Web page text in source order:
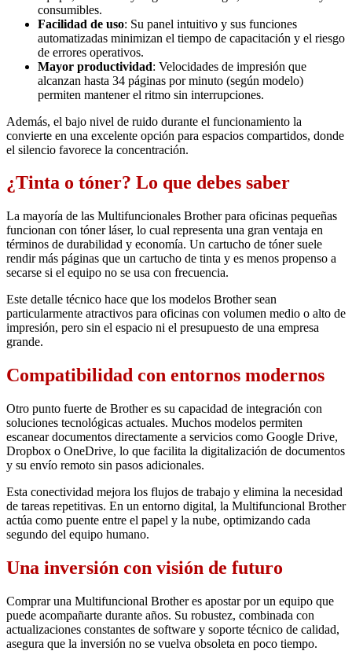
consumibles.
Facilidad de uso: Su panel intuitivo y sus funciones
automatizadas minimizan el tiempo de capacitación y el riesgo
de errores operativos.
Mayor productividad: Velocidades de impresión que
alcanzan hasta 34 páginas por minuto (según modelo)
permiten mantener el ritmo sin interrupciones.
Además, el bajo nivel de ruido durante el funcionamiento la
convierte en una excelente opción para espacios compartidos, donde
el silencio favorece la concentración.
¿Tinta o tóner? Lo que debes saber
La mayoría de las Multifuncionales Brother para oficinas pequeñas
funcionan con tóner láser, lo cual representa una gran ventaja en
términos de durabilidad y economía. Un cartucho de tóner suele
rendir más páginas que un cartucho de tinta y es menos propenso a
secarse si el equipo no se usa con frecuencia.
Este detalle técnico hace que los modelos Brother sean
particularmente atractivos para oficinas con volumen medio o alto de
impresión, pero sin el espacio ni el presupuesto de una empresa
grande.
Compatibilidad con entornos modernos
Otro punto fuerte de Brother es su capacidad de integración con
soluciones tecnológicas actuales. Muchos modelos permiten
escanear documentos directamente a servicios como Google Drive,
Dropbox o OneDrive, lo que facilita la digitalización de documentos
y su envío remoto sin pasos adicionales.
Esta conectividad mejora los flujos de trabajo y elimina la necesidad
de tareas repetitivas. En un entorno digital, la Multifuncional Brother
actúa como puente entre el papel y la nube, optimizando cada
segundo del equipo humano.
Una inversión con visión de futuro
Comprar una Multifuncional Brother es apostar por un equipo que
puede acompañarte durante años. Su robustez, combinada con
actualizaciones constantes de software y soporte técnico de calidad,
asegura que la inversión no se vuelva obsoleta en poco tiempo.